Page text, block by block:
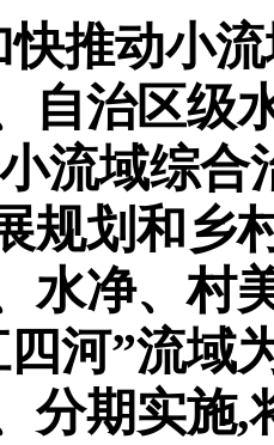
快推动小
自治区级
流域综合
规划和乡
水净、村
四河”流域
分期实施,